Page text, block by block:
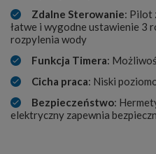
Zdalne Sterowanie: Pilot
łatwe i wygodne ustawienie 3
rozpylenia wody
Funkcja Timera:
Cicha praca: Niski
Bezpieczeństwo:
elektryczny zapewnia